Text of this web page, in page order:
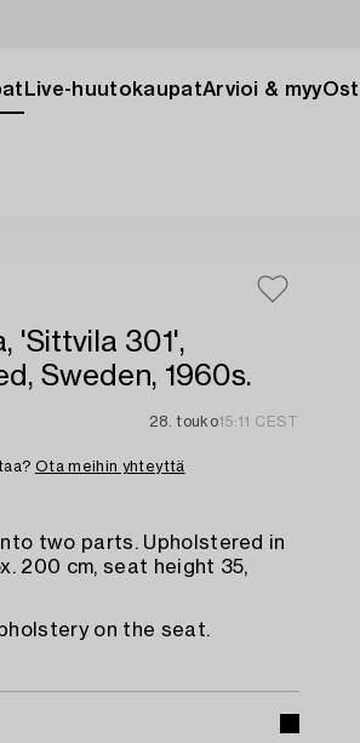
Live-huutokaupatArvioi & myy
'Sittvila 301',
Sweden, 1960s.
28. touko15:11 CEST
Ota meihin yhteyttä
two parts. Upholstered in
200 cm, seat height 35,
on the seat.